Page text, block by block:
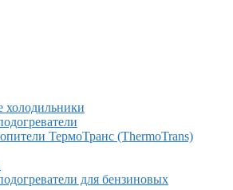
холодильники
ТермоТранс (ThermoTrans)
для бензиновых